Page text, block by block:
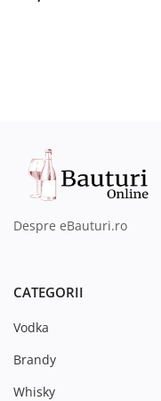
Despre eBauturi.ro
CATEGORII
Vodka
Brandy
Whisky